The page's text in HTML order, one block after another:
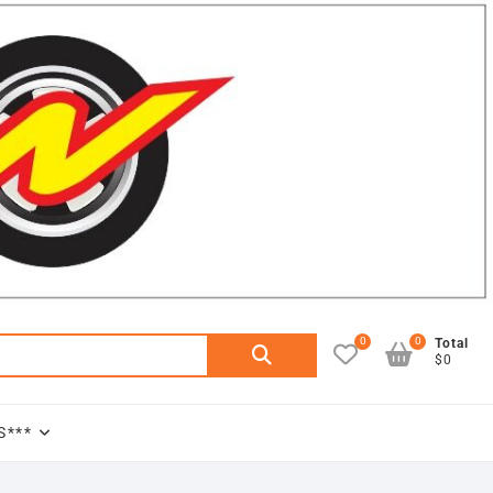
Buscar
0
Total
$0
0